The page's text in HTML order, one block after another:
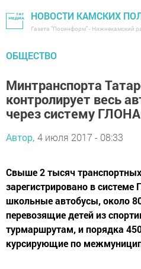
НОВОСТИ КАМСКИХ
Газета "Посинформ" - Нижнекамский
ОБЩЕСТВО
Минтранспорта
контролирует весь
через систему
Автор, 4 июля 2017 - 08:33
Свыше 2 тысяч
зарегистрировано в
школьные автобусы, около
перевозящие детей из
турмаршрутам, и порядка
курсирующие по